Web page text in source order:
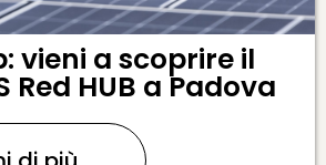
vieni a scoprire il
Red HUB a Padova